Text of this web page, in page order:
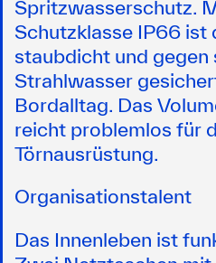
Spritzwasserschutz.
Schutzklasse IP66 ist
staubdicht und gegen
Strahlwasser
Bordalltag. Das
reicht problemlos für
Törnausrüstung.
Organisationstalent
Das Innenleben ist